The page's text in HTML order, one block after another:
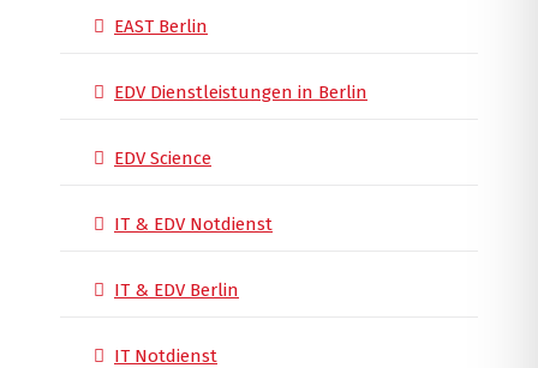
EAST Berlin
EDV Dienstleistungen in Berlin
EDV Science
IT & EDV Notdienst
IT & EDV Berlin
IT Notdienst